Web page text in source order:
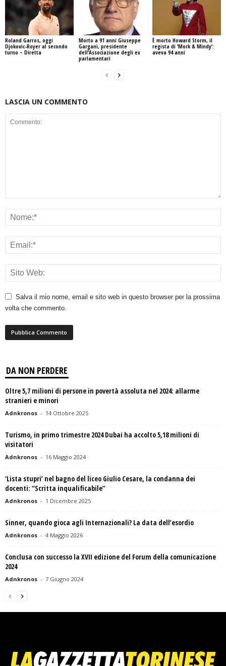
Roland Garros, oggi
Djokovic-Royer al secondo
turno – Diretta
Morto a 91 anni Giuseppe
Gargani, presidente
dell’Associazione degli ex
parlamentari
È morto Howard Storm, il
regista di ‘Mork & Mindy’:
aveva 94 anni
LASCIA UN COMMENTO
Salva il mio nome, email e sito web in questo browser per la prossima
volta che commento.
DA NON PERDERE
Oltre 5,7 milioni di persone in povertà assoluta nel 2024: allarme
stranieri e minori
Adnkronos - 14 Ottobre 2025
Turismo, in primo trimestre 2024 Dubai ha accolto 5,18 milioni di
visitatori
Adnkronos - 16 Maggio 2024
‘Lista stupri’ nel bagno del liceo Giulio Cesare, la condanna dei
docenti: “Scritta inqualificabile”
Adnkronos - 1 Dicembre 2025
Sinner, quando gioca agli Internazionali? La data dell’esordio
Adnkronos - 4 Maggio 2026
Conclusa con successo la XVII edizione del Forum della comunicazione
2024
Adnkronos - 7 Giugno 2024